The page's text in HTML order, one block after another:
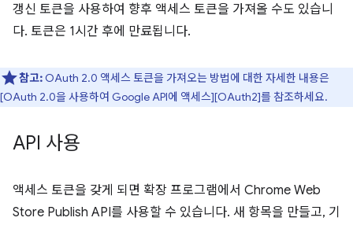
갱신 토큰을 사용하여 향후 액세스 토큰을 가져올 수도 있습니
다. 토큰은 1시간 후에 만료됩니다.
참고: OAuth 2.0 액세스 토큰을 가져오는 방법에 대한 자세한 내용은
[OAuth 2.0을 사용하여 Google API에 액세스][OAuth2]를 참조하세요.
API 사용
액세스 토큰을 갖게 되면 확장 프로그램에서 Chrome Web
Store Publish API를 사용할 수 있습니다. 새 항목을 만들고, 기